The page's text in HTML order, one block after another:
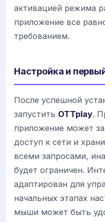
активацией режима
приложение все
требованием.
Настройка и
После успешной
запустить OTTplay.
приложение может
доступ к сети и
всеми запросами,
будет ограничен.
адаптирован для
начальных этапах
мыши может быть